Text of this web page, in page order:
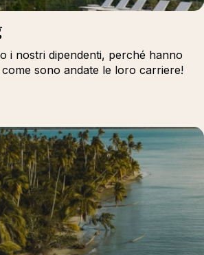
i nostri dipendenti, perché hanno
sono andate le loro carriere!